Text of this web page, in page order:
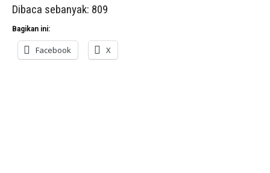
Dibaca sebanyak: 809
Bagikan ini:
Facebook X